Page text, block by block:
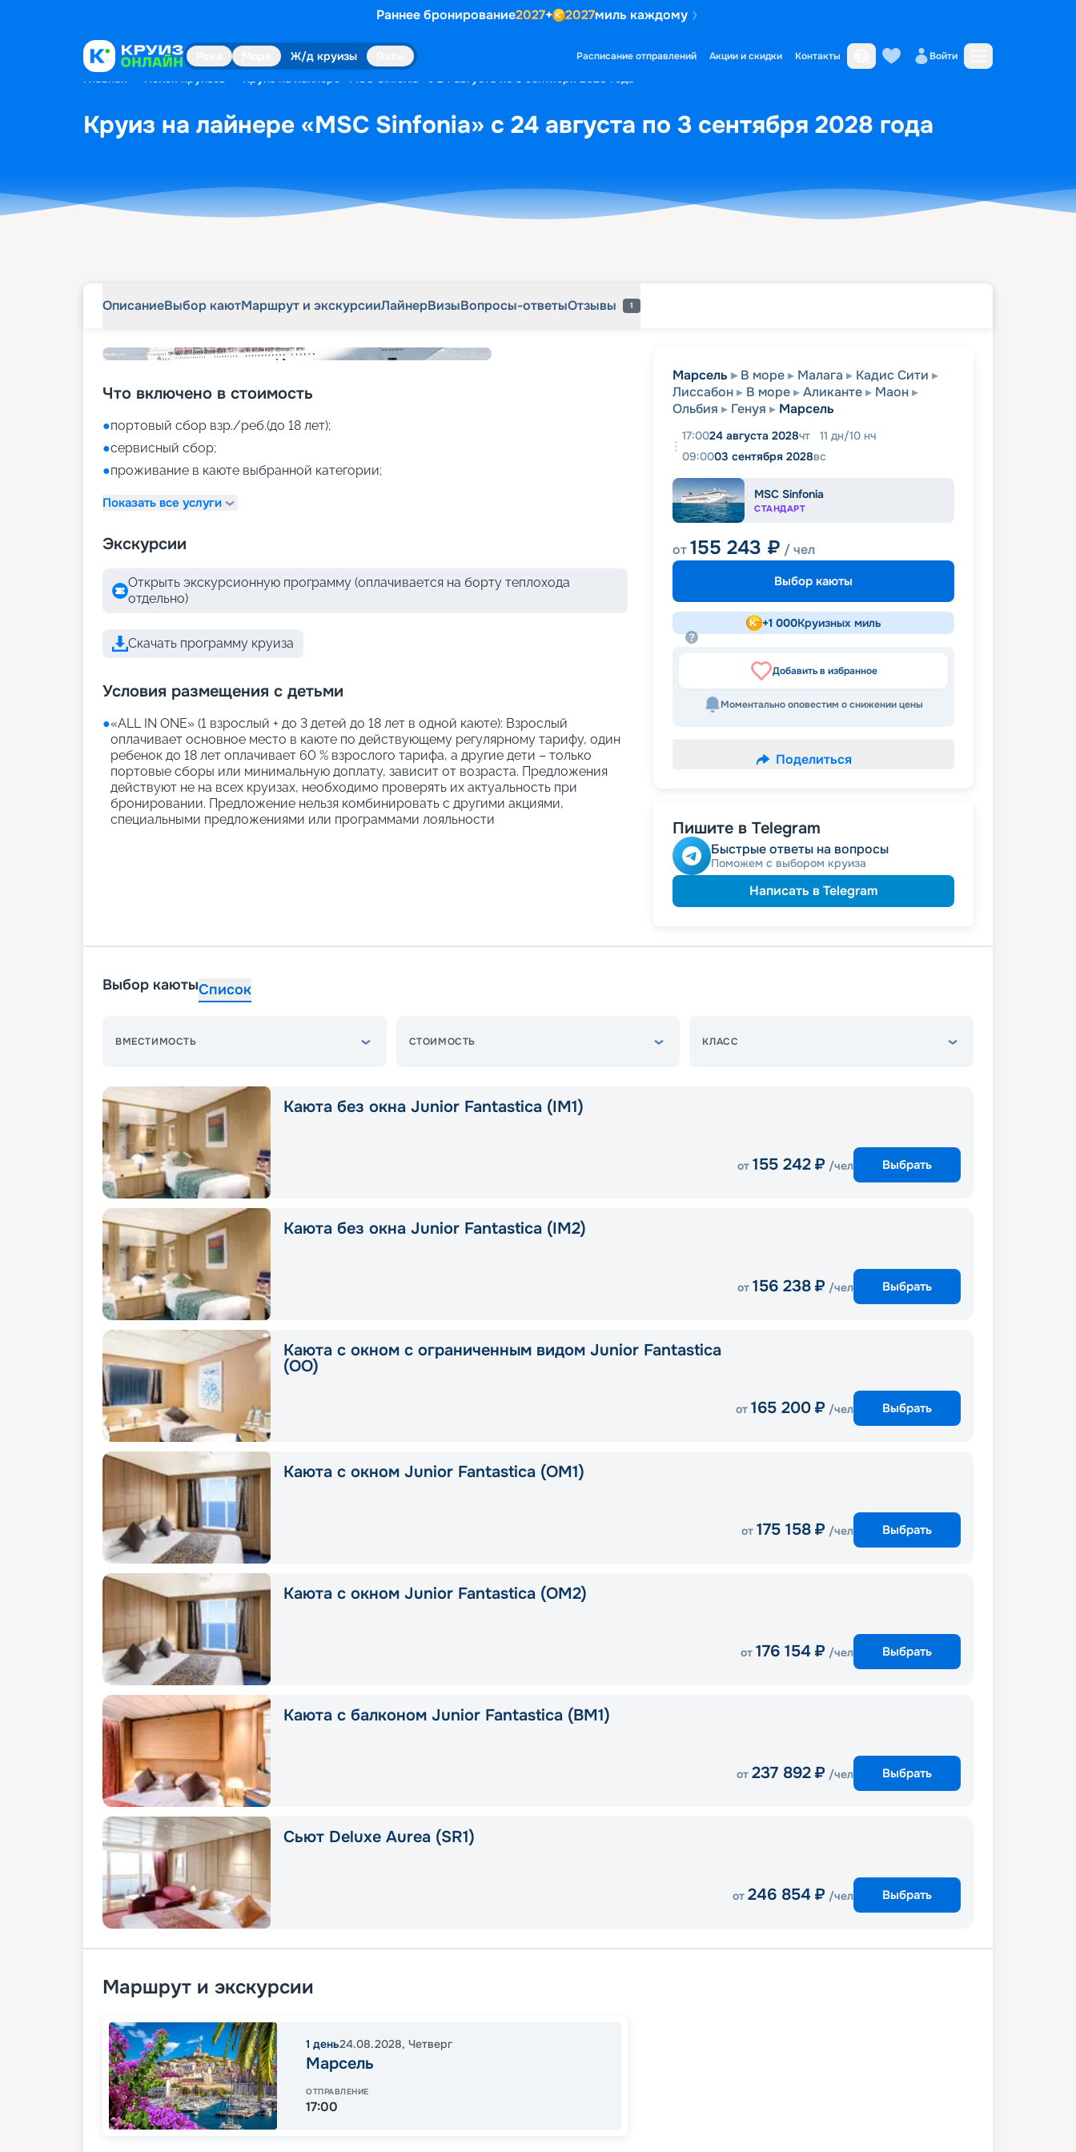
Раннее бронирование2027+ 2027миль каждому
Ж/д круизы Расписание отправлений Акции и скидки Контакты Войти
Главная Поиск круизов Круиз на лайнере «MSC Sinfonia» с 24 августа по 3 сентября 2028 года
Круиз на лайнере «MSC Sinfonia» с 24 августа по 3 сентября 2028 года
ОписаниеВыбор каютМаршрут и экскурсииЛайнерВизыВопросы-ответыОтзывы 1
Что включено в стоимость
●портовый сбор взр./реб.(до 18 лет);
●сервисный сбор;
●проживание в каюте выбранной категории;
Показать все услуги
Экскурсии
Открыть экскурсионную программу (оплачивается на борту теплохода
отдельно)
Скачать программу круиза
Условия размещения с детьми
●«АLL IN ONE» (1 взрослый + до 3 детей до 18 лет в одной каюте): Взрослый
оплачивает основное место в каюте по действующему регулярному тарифу, один
ребенок до 18 лет оплачивает 60 % взрослого тарифа, а другие дети – только
портовые сборы или минимальную доплату, зависит от возраста. Предложения
действуют не на всех круизах, необходимо проверять их актуальность при
бронировании. Предложение нельзя комбинировать с другими акциями,
специальными предложениями или программами лояльности
Марсель В море Малага
Кадис Сити
Лиссабон
В море Аликанте
Маон
Ольбия
Генуя Марсель
17:0024 августа 2028чт 11 дн/10 нч
09:0003 сентября 2028вс
MSC Sinfonia
СТАНДАРТ
от155 243 ₽ / чел
Выбор каюты
+1 000Круизных миль
Добавить в избранное
Моментально оповестим о снижении цены
Поделиться
Пишите в Telegram
Быстрые ответы на вопросы
Поможем с выбором круиза
Написать в Telegram
Выбор каютыСписок
ВМЕСТИМОСТЬ СТОИМОСТЬ КЛАСС
Каюта без окна Junior Fantastica (IM1)
от 155 242 ₽ /чел Выбрать
Каюта без окна Junior Fantastica (IM2)
от 156 238 ₽ /чел Выбрать
Каюта с окном с ограниченным видом Junior Fantastica
(OO)
от 165 200 ₽ /чел Выбрать
Каюта с окном Junior Fantastica (OM1)
от 175 158 ₽ /чел Выбрать
Каюта с окном Junior Fantastica (OM2)
от 176 154 ₽ /чел Выбрать
Каюта с балконом Junior Fantastica (BM1)
от 237 892 ₽ /чел Выбрать
Сьют Deluxe Aurea (SR1)
от 246 854 ₽ /чел Выбрать
Маршрут и экскурсии
1 день24.08.2028, Четверг
Марсель
ОТПРАВЛЕНИЕ
17:00